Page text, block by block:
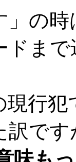
」の
ドま
現行
訳です